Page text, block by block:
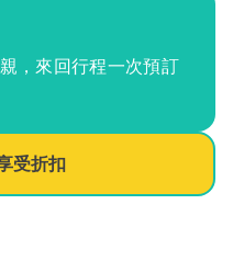
，來回行程一次預訂
受折扣